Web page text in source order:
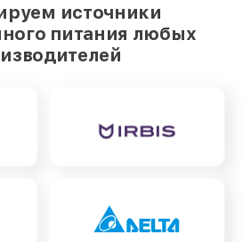
источники
питания любых